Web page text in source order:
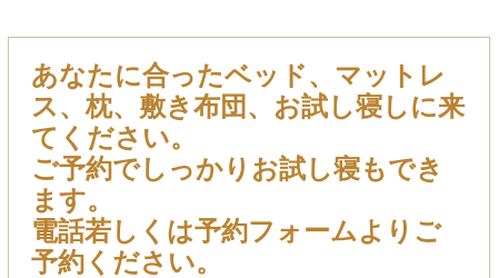
あなたに合ったベッド、マットレ
ス、枕、敷き布団、お試し寝しに来
てください。
ご予約でしっかりお試し寝もでき
ます。
電話若しくは予約フォームよりご
予約ください。